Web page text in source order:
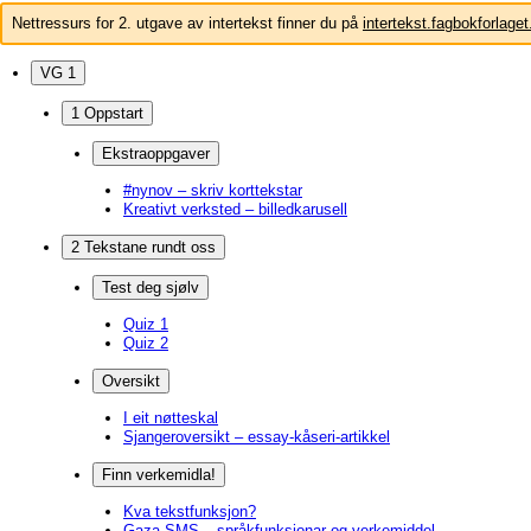
Nettressurs for 2. utgave av intertekst finner du på
VG 1
1 Oppstart
Ekstraoppgaver
#nynov – skriv korttekstar
Kreativt verksted – billedkarusell
2 Tekstane rundt oss
Test deg sjølv
Quiz 1
Quiz 2
Oversikt
I eit nøtteskal
Sjangeroversikt – essay-kåseri-artikkel
Finn verkemidla!
Kva tekstfunksjon?